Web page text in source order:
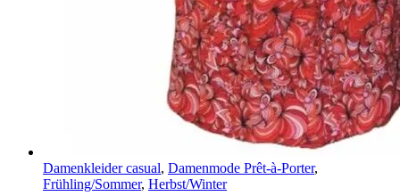
Damenkleider casual, Damenmode Prêt-à-Porter,
Frühling/Sommer, Herbst/Winter